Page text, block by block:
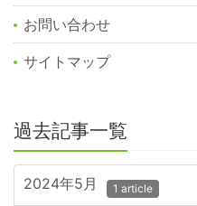
お問い合わせ
サイトマップ
過去記事一覧
2024年5月 1 article